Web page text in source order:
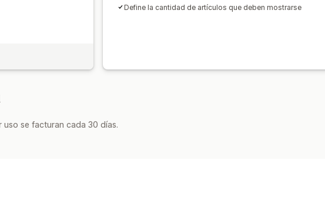
Define la cantidad de artículos que deben mostrarse
se facturan cada 30 días.